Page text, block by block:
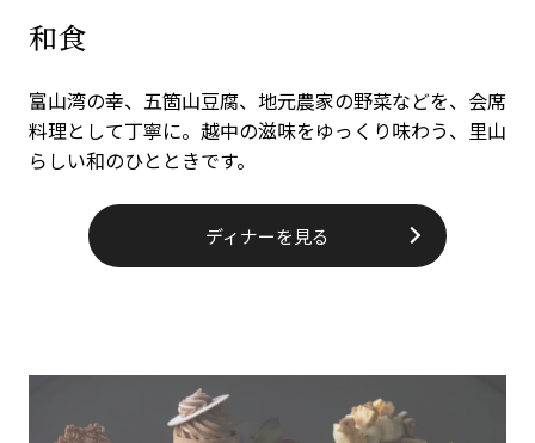
和食
富山湾の幸、五箇山豆腐、地元農家の野菜などを、会席
料理として丁寧に。越中の滋味をゆっくり味わう、里山
らしい和のひとときです。
ディナーを見る